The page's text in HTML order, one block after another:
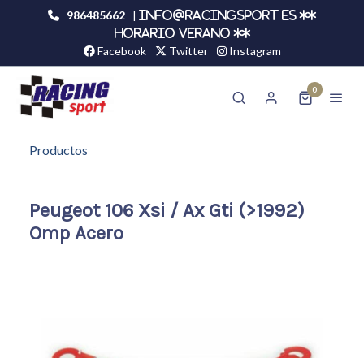
986485662 |
info@racingsport.es **
HORARIO VERANO **
Facebook Twitter Instagram
0
Productos
Peugeot 106 Xsi / Ax Gti (>1992)
Omp Acero